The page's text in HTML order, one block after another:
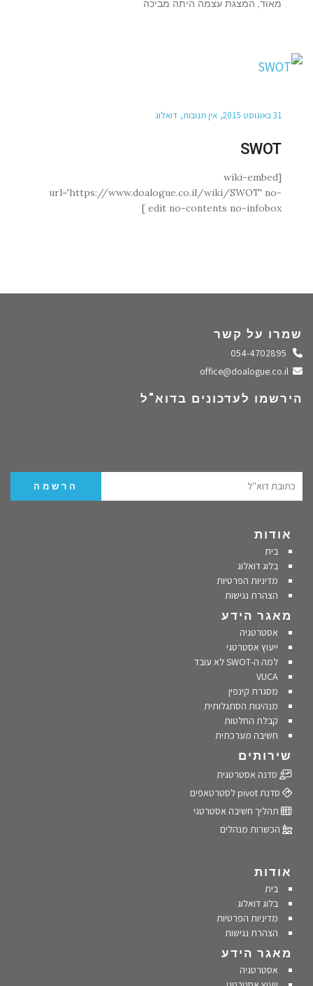
מאוד, המצגת עצמה היתה מביכה
31 באוגוסט 2015 אין תגובות דואלוג
SWOT
[wiki-embed
url='https://www.doalogue.co.il/wiki/SWOT' no-
edit no-contents no-infobox ]
שמרו על קשר
התקשרו אלינו
שלחו מייל
הירשמו לעדכונים בדוא"ל
אודות
בית
בלוג דואלוג
מדיניות הפרטיות
הצהרת נגישות
מאגר הידע
אסטרטגיה
ייעוץ אסטרטגי
למה ה-SWOT לא עובד
VUCA
מסגרת קינפין
מנהיגות הסתגלותית
קבלת החלטות
חשיבה מערכתית
שירותים
סדנה אסטרטגית
סדנת pivot לסטרטאפים
תהליך חשיבה אסטרטגי
הכשרות מנהלים
אודות
בית
בלוג דואלוג
מדיניות הפרטיות
הצהרת נגישות
מאגר הידע
אסטרטגיה